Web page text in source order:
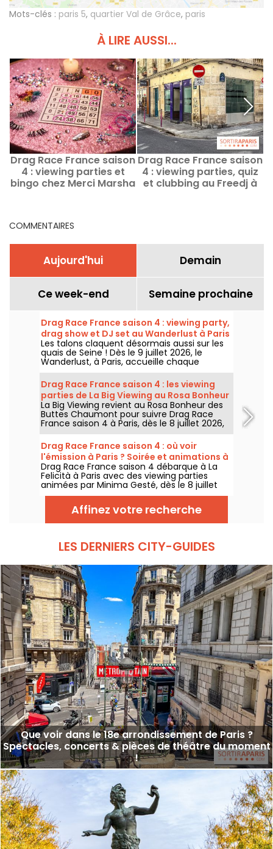
Mots-clés : paris 5, quartier Val de Grâce, paris
À LIRE AUSSI...
Drag Race France saison
4 : viewing parties et
bingo chez Merci Marsha
Drag Race France saison
4 : viewing parties, quiz
et clubbing au Freedj à
COMMENTAIRES
Aujourd'hui Demain
Ce week-end Semaine prochaine
Drag Race France saison 4 : viewing party,
drag show et DJ set au Wanderlust à Paris
Les talons claquent désormais aussi sur les
quais de Seine ! Dès le 9 juillet 2026, le
Wanderlust, à Paris, accueille chaque
semaine une viewing party de Drag Race
France saison 4, avec projection des
épisodes, drag shows et DJ sets jusqu'au
bout de la nuit.
Drag Race France saison 4 : les viewing
parties de La Big Viewing au Rosa Bonheur
La Big Viewing revient au Rosa Bonheur des
Buttes Chaumont pour suivre Drag Race
France saison 4 à Paris, dès le 8 juillet 2026,
puis chaque soir de diffusion. Animée par La
Big Bertha, cette viewing party réunit
projection de l’épisode, performances drag,
quiz, invités et surprises.
Drag Race France saison 4 : où voir
l'émission à Paris ? Soirée et animations à
La Felicità
Drag Race France saison 4 débarque à La
Felicità à Paris avec des viewing parties
animées par Minima Gesté, dès le 8 juillet
2026. Performances drag, animations
gratuites et food trucks complètent le
programme.Affinez votre recherche
LES DERNIERS CITY-GUIDES
Que voir dans le 18e arrondissement de Paris ?
Spectacles, concerts & pièces de théâtre du moment
!